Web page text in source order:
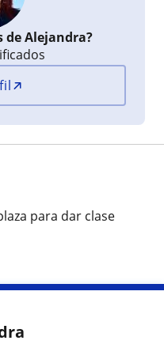
de Alejandra?
para dar clase